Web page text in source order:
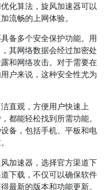
化算法，旋风加速器可以
流畅的上网体验。
备多个安全保护功能。用
其网络数据会经过加密处
和网络攻击。对于需要在
户来说，这种安全性尤为
直观，方便用户快速上
都能轻松找到所需功能。
备，包括手机、平板和电
加速器，选择官方渠道下
下载，不仅可以确保软件
最新的版本和功能更新。